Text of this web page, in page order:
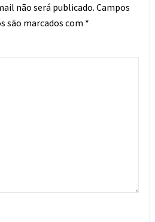
não será publicado. Campos
são marcados com *